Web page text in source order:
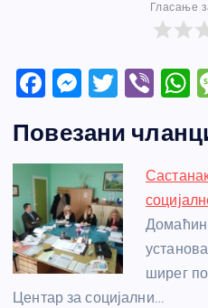
Гласање
F
c
e
b
o
o
k
M
ss
e
n
g
er
T
itt
er
Vi
er
s
p
p
Повезани
Домаћин
ширег
Центар за социјални…